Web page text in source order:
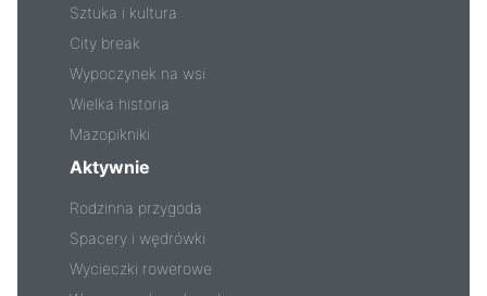
Sztuka i kultura
City break
Wypoczynek na wsi
Wielka historia
Mazopikniki
Aktywnie
Rodzinna przygoda
Spacery i wędrówki
Wycieczki rowerowe